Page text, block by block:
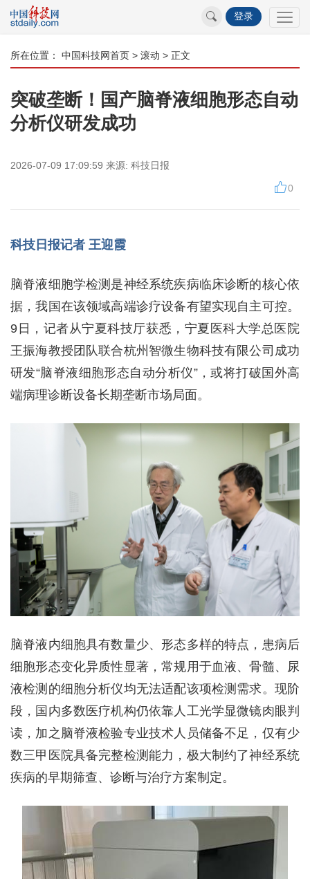
登录
所在位置： 中国科技网首页 > 滚动 > 正文
突破垄断！国产脑脊液细胞形态自动
分析仪研发成功
2026-07-09 17:09:59 来源: 科技日报
0
科技日报记者 王迎霞
脑脊液细胞学检测是神经系统疾病临床诊断的核心依
据，我国在该领域高端诊疗设备有望实现自主可控。
9日，记者从宁夏科技厅获悉，宁夏医科大学总医院
王振海教授团队联合杭州智微生物科技有限公司成功
研发“脑脊液细胞形态自动分析仪”，或将打破国外高
端病理诊断设备长期垄断市场局面。
脑脊液内细胞具有数量少、形态多样的特点，患病后
细胞形态变化异质性显著，常规用于血液、骨髓、尿
液检测的细胞分析仪均无法适配该项检测需求。现阶
段，国内多数医疗机构仍依靠人工光学显微镜肉眼判
读，加之脑脊液检验专业技术人员储备不足，仅有少
数三甲医院具备完整检测能力，极大制约了神经系统
疾病的早期筛查、诊断与治疗方案制定。